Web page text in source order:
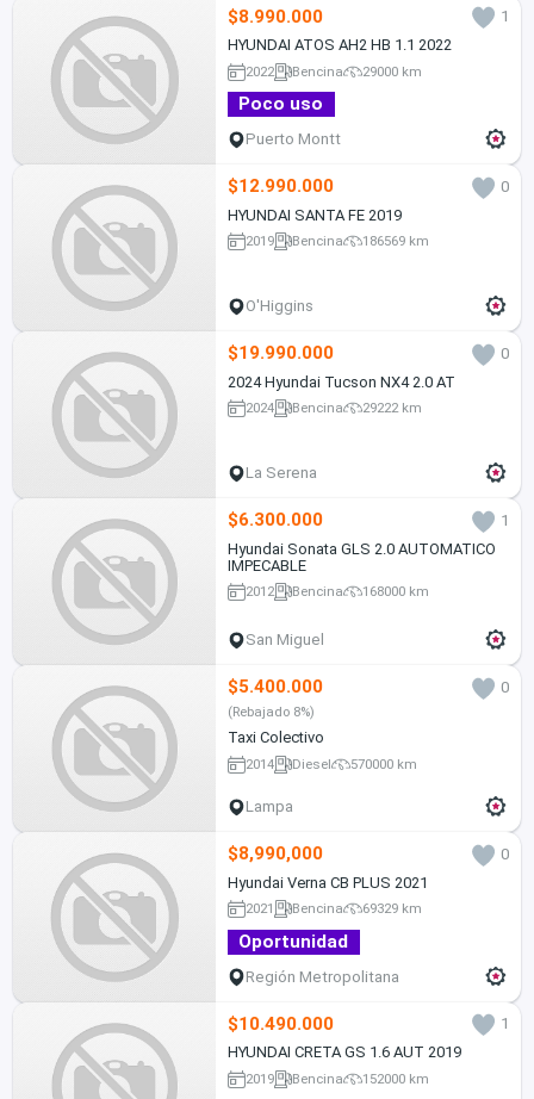
$8.990.000
1
HYUNDAI ATOS AH2 HB 1.1 2022
2022 Bencina 29000 km
Poco uso
Puerto Montt
$12.990.000
0
HYUNDAI SANTA FE 2019
2019 Bencina 186569 km
O'Higgins
$19.990.000
0
2024 Hyundai Tucson NX4 2.0 AT
2024 Bencina 29222 km
La Serena
$6.300.000
1
Hyundai Sonata GLS 2.0 AUTOMATICO
IMPECABLE
2012 Bencina 168000 km
San Miguel
$5.400.000 0
(Rebajado 8%)
Taxi Colectivo
2014 Diesel 570000 km
Lampa
$8,990,000
0
Hyundai Verna CB PLUS 2021
2021 Bencina 69329 km
Oportunidad
Región Metropolitana
$10.490.000
1
HYUNDAI CRETA GS 1.6 AUT 2019
2019 Bencina 152000 km